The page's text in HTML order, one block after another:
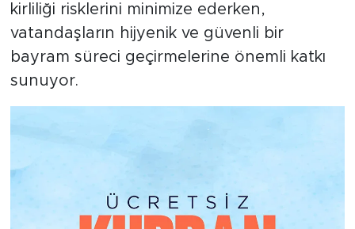
kirliliği risklerini minimize ederken,
vatandaşların hijyenik ve güvenli bir
bayram süreci geçirmelerine önemli katkı
sunuyor.